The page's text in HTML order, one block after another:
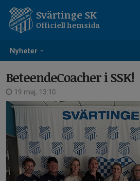
Nyheter
Svärtinge SK
Officiell hemsida
BeteendeCoacher i SSK!
19 maj, 13:10